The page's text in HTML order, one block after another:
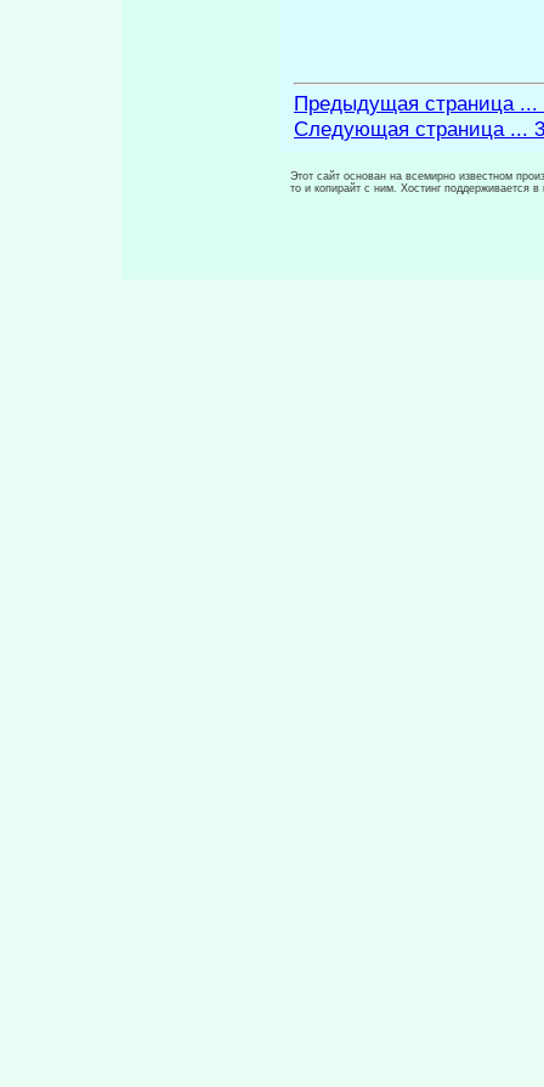
Предыдущая страница ...
Следующая страница ...
Этот сайт основан на всемирно известном
то и копирайт с ним. Хостинг поддерживается